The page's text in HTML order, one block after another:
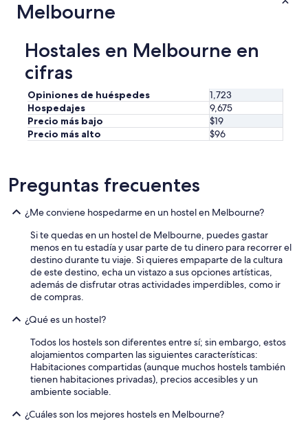
w
b
Melbourne
Hostales en Melbourne en
cifras
Opiniones de huéspedes
1,723
Hospedajes
9,675
Precio más bajo
$19
Precio más alto
$96
Preguntas frecuentes
¿Me conviene hospedarme en un hostel en Melbourne?
Si te quedas en un hostel de Melbourne, puedes gastar
menos en tu estadía y usar parte de tu dinero para recorrer el
destino durante tu viaje. Si quieres empaparte de la cultura
de este destino, echa un vistazo a sus opciones artísticas,
además de disfrutar otras actividades imperdibles, como ir
de compras.
¿Qué es un hostel?
Todos los hostels son diferentes entre sí; sin embargo, estos
alojamientos comparten las siguientes características:
Habitaciones compartidas (aunque muchos hostels también
tienen habitaciones privadas), precios accesibles y un
ambiente sociable.
¿Cuáles son los mejores hostels en Melbourne?